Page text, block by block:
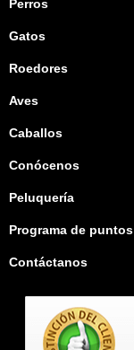
Perros
Gatos
Roedores
Aves
Caballos
Conócenos
Peluquería
Programa de puntos
Contáctanos